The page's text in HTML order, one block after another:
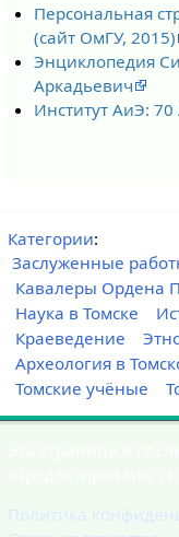
Персональная
(сайт ОмГУ, 2015)
Энциклопедия
Аркадьевич
Институт АиЭ:
Категории:
Заслуженные
Кавалеры Ордена
Наука в Томске
Краеведение
Археология в
Томские учёные